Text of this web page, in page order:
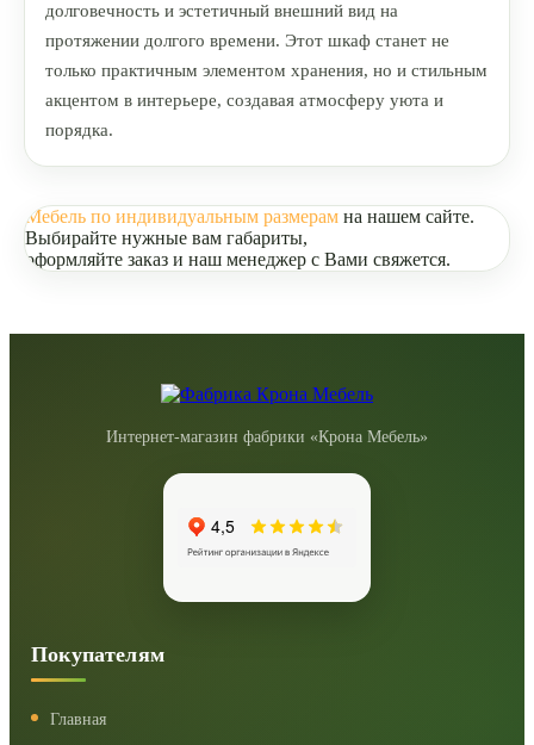
долговечность и эстетичный внешний вид на
протяжении долгого времени. Этот шкаф станет не
только практичным элементом хранения, но и стильным
акцентом в интерьере, создавая атмосферу уюта и
порядка.
Мебель по индивидуальным размерам на нашем сайте.
Выбирайте нужные вам габариты,
оформляйте заказ и наш менеджер с Вами свяжется.
Интернет-магазин фабрики «Крона Мебель»
Покупателям
Главная